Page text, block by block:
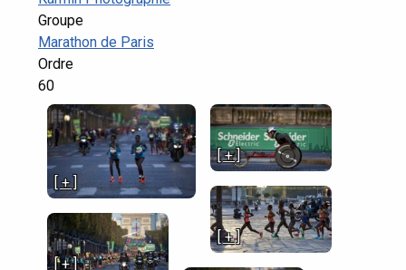
Groupe
Marathon de Paris
Ordre
60
[ + ]
[ + ]
[ + ]
[ + ]